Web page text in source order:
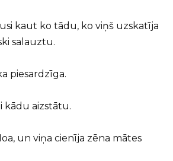
kaut ko tādu, ko viņš uzskatīja
salauztu.
piesardzīga.
kādu aizstātu.
un viņa cienīja zēna mātes